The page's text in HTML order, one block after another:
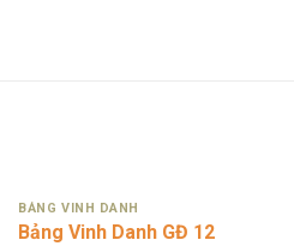
BẢNG VINH DANH
Bảng Vinh Danh GĐ 12